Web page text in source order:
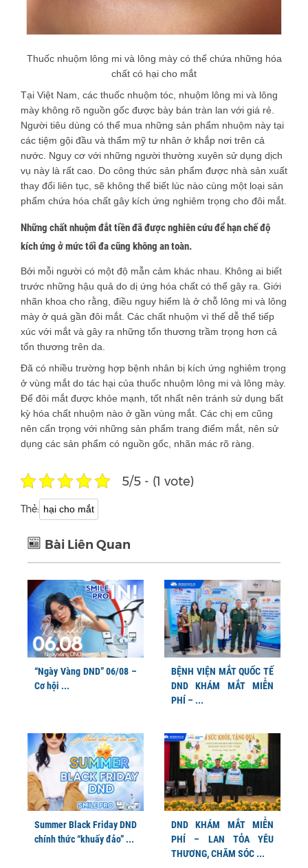
Thuốc nhuộm lông mi và lông mày có thể chứa những hóa
chất có hại cho mắt
Tại Việt Nam, các thuốc nhuộm tóc, nhuộm lông mi và lông
mày không rõ nguồn gốc được bày bán tràn lan với giá rẻ.
Người tiêu dùng có thể mua những sản phẩm nhuộm này tại
các tiệm gội đầu và thẩm mỹ tư nhân ở khắp nơi trên cả
nước. Nguy cơ với những người thường xuyên sử dụng dịch
vụ này là rất cao. Do công thức sản phẩm được nhà sản xuất
thay đổi liên tục, sẽ không thể biết lúc nào cùng một loại sản
phẩm chứa hóa chất gây kích ứng nghiêm trọng cho đôi mắt.
Những chất nhuộm đắt tiền đã được nghiên cứu để hạn chế độ
kích ứng ở mức tối đa cũng không an toàn.
Bởi mỗi người có một độ mẫn cảm khác nhau. Không ai biết
trước những hậu quả do dị ứng hóa chất có thể gây ra. Giới
nhãn khoa cho rằng, điều nguy hiểm là ở chỗ lông mi và lông
mày ở quá gần đôi mắt. Các chất nhuộm vì thế dễ thể tiếp
xúc với mắt và gây ra những tổn thương trầm trọng hơn cả
tổn thương trên da.
Đã có nhiều trường hợp bệnh nhân bị kích ứng nghiêm trọng
ở vùng mắt do tác hại của thuốc nhuộm lông mi và lông mày.
Để đôi mắt được khỏe mạnh, tốt nhất nên tránh sử dụng bất
kỳ hóa chất nhuộm nào ở gần vùng mắt. Các chị em cũng
nên cẩn trọng với những sản phẩm trang điểm mắt, nên sử
dụng các sản phẩm có nguồn gốc, nhãn mác rõ ràng.
5/5 - (1 vote)
Thẻ: hại cho mắt
Bài Liên Quan
“Ngày Vàng DND” 06/08 –
Cơ hội ...
BỆNH VIỆN MẮT QUỐC TẾ
DND KHÁM MẮT MIỄN
PHÍ – ...
Summer Black Friday DND
chính thức “khuấy đảo” ...
DND KHÁM MẮT MIỄN
PHÍ – LAN TỎA YÊU
THƯƠNG, CHĂM SÓC ...